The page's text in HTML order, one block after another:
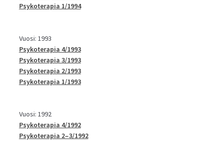
Psykoterapia 1/1994
Vuosi: 1993
Psykoterapia 4/1993
Psykoterapia 3/1993
Psykoterapia 2/1993
Psykoterapia 1/1993
Vuosi: 1992
Psykoterapia 4/1992
Psykoterapia 2–3/1992